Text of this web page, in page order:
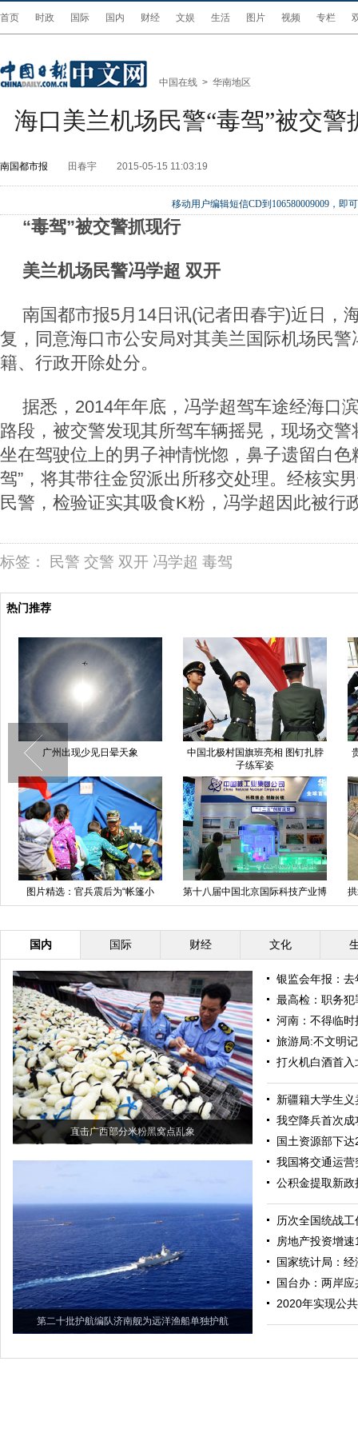
首页 时政 国际 国内 财经 文娱 生活 图片 视频 专栏
中国在线 > 华南地区
海口美兰机场民警“毒驾”被交警
南国都市报 田春宇 2015-05-15 11:03:19
移动用户编辑短信CD到106580009009，即
“毒驾”被交警抓现行
美兰机场民警冯学超 双开
南国都市报5月14日讯(记者田春宇)近日，
复，同意海口市公安局对其美兰国际机场民
籍、行政开除处分。
据悉，2014年年底，冯学超驾车途经海口
路段，被交警发现其所驾车辆摇晃，现场交
坐在驾驶位上的男子神情恍惚，鼻子遗留白色
驾”，将其带往金贸派出所移交处理。经核实
民警，检验证实其吸食K粉，冯学超因此被行
标签： 民警 交警 双开 冯学超 毒驾
热门推荐
广州出现少见日晕天象
中国北极村国旗班亮相 图钉扎脖
子练军姿
图片精选：官兵震后为“帐篷小
学”送关爱
第十八届中国北京国际科技产业博
览会今日开幕
国内 国际 财经 文化
直击广西部分米粉黑窝点乱象
第二十批护航编队济南舰为远洋渔船单独护航
银监会年报：
最高检：职务
河南：不得临
旅游局:不文明
打火机白酒首
新疆籍大学生
我空降兵首次
国土资源部下
我国将交通运
公积金提取新
历次全国统战
房地产投资增
国家统计局：
国台办：两岸
2020年实现公